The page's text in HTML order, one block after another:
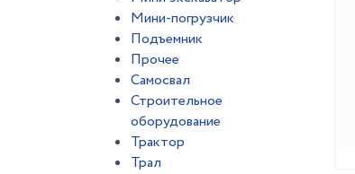
Мини-погрузчик
Подъемник
Прочее
Самосвал
Строительное
оборудование
Трактор
Трал